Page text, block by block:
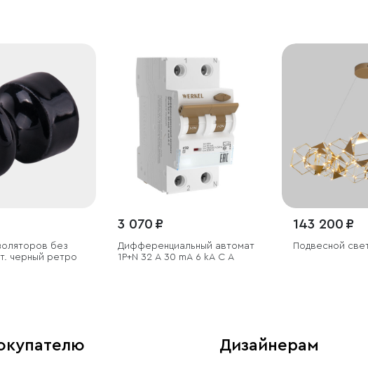
без
черный ретро
3 070 ₽
Дифференциальный автомат
1P+N 32 A 30 mА 6 kА C А
143 200 ₽
Подвесной
Дизайнерам